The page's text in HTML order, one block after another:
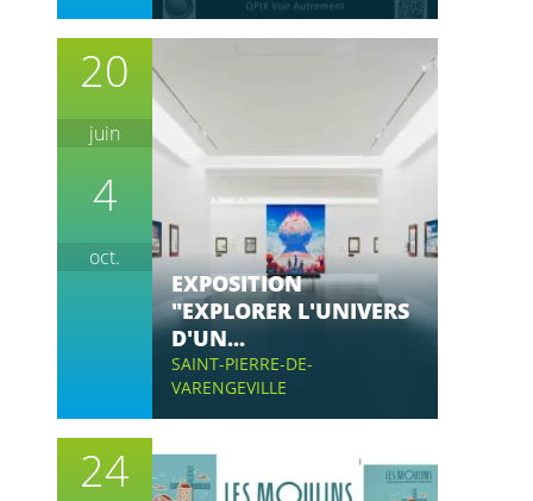
20
juin
4
oct.
EXPOSITION
"EXPLORER L'UNIVERS
D'UN...
SAINT-PIERRE-DE-
VARENGEVILLE
24